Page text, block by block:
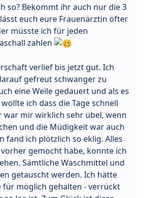
so? Bekommt ihr auch nur die 3
euch eure Frauenärztin öfter
müsste ich für jeden
zahlen
verlief bis jetzt gut. Ich
gefreut schwanger zu
eine Weile gedauert und als es
ich dass die Tage schnell
war mir wirklich sehr übel, wenn
und die Müdigkeit war auch
fand ich plötzlich so eklig. Alles
gemocht habe, konnte ich
Sämtliche Waschmittel und
getauscht werden. Ich hätte
für möglich gehalten - verrückt